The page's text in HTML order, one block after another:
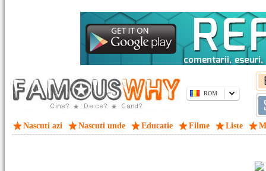
ROM
Nascuti azi Nascuti unde Educatie Filme Liste